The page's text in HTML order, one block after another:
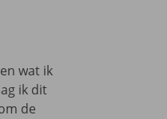
wat ik
ik dit
de